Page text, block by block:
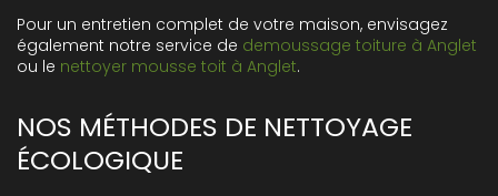
Pour un entretien complet de votre maison, envisagez
également notre service de demoussage toiture à Anglet
ou le nettoyer mousse toit à Anglet.
NOS MÉTHODES DE NETTOYAGE
ÉCOLOGIQUE